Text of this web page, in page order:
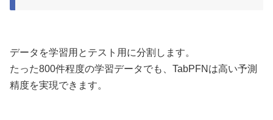
データを学習用とテスト用に分割します。
たった800件程度の学習データでも、TabPFNは高い予測
精度を実現できます。